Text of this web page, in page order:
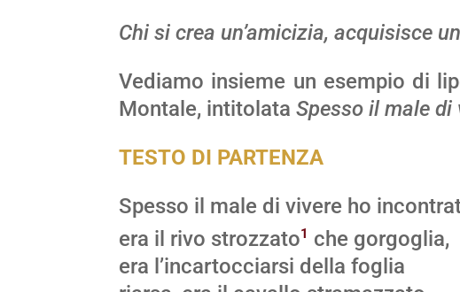
Chi si crea un’amicizia, acquisisce
Vediamo insieme un esempio di
Montale, intitolataSpesso il male di
TESTO DI PARTENZA
Spesso il male di vivere ho
era il rivo strozzato1 che gorgoglia,
era l’incartocciarsi della foglia